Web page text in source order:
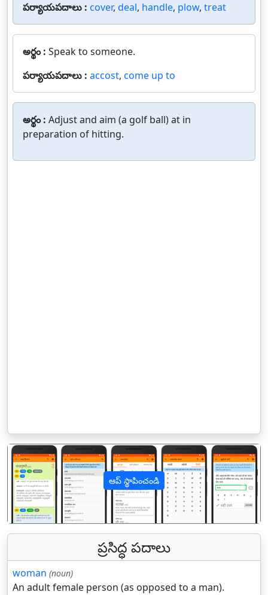
పర్యాయపదాలు : cover, deal, handle, plow, treat
అర్థం : Speak to someone.
పర్యాయపదాలు : accost, come up to
అర్థం : Adjust and aim (a golf ball) at in
preparation of hitting.
ఆప్ స్థాపించండి
पिछला
ప్రసిద్ధ పదాలు
woman (noun)
An adult female person (as opposed to a man).